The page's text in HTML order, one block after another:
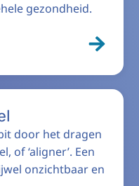
gezondheid.
door het dragen
of ‘aligner’. Een
onzichtbaar en